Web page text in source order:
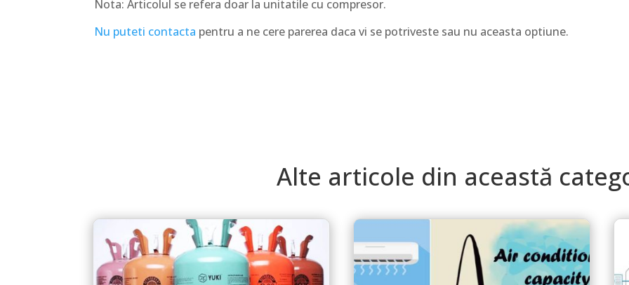
Nota: Articolul se refera doar la unitatile cu compresor.
Nu puteti contacta pentru a ne cere parerea daca vi se potriveste sau nu aceasta optiune.
Alte articole din această